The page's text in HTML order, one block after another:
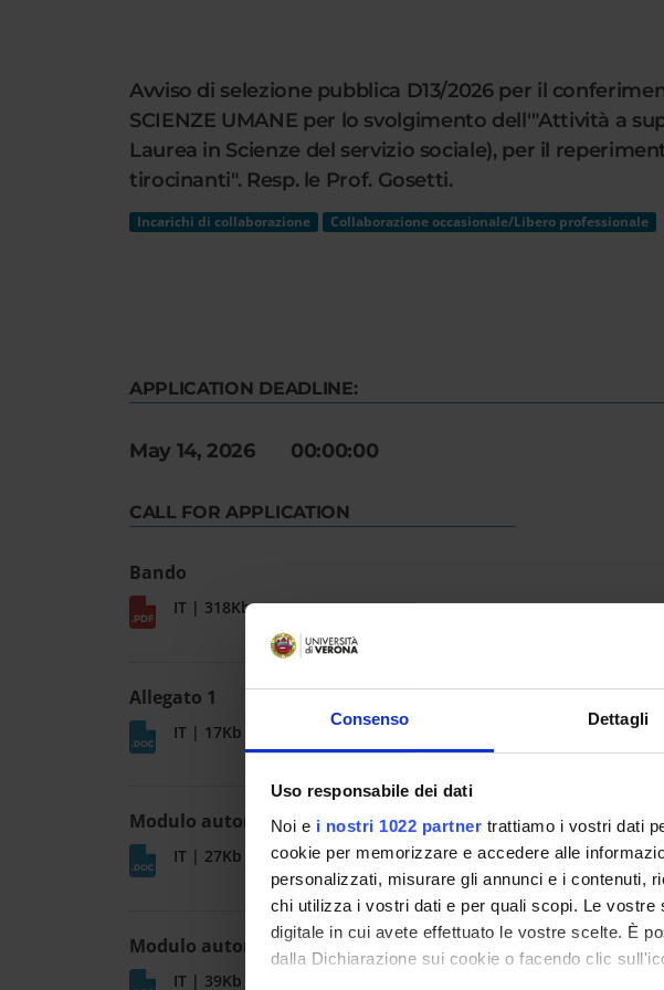
Consenso Dettagli
Uso responsabile dei dati
Noi e i nostri 1022 partner trattiamo i vostri dati
cookie per memorizzare e accedere alle
personalizzati, misurare gli annunci e i contenuti,
chi utilizza i vostri dati e per quali scopi. Le
digitale in cui avete effettuato le vostre scelte. È
dalla Dichiarazione sui cookie o facendo clic
Avviso di selezione pubblica D13/2026 per il
SCIENZE UMANE per lo svolgimento dell'"Attività a
Laurea in Scienze del servizio sociale), per il
tirocinanti". Resp. le Prof. Gosetti.
Incarichi di collaborazione Collaborazione occasionale/Libero professionale
APPLICATION DEADLINE:
May 14, 2026 00:00:00
CALL FOR APPLICATION
Bando
IT | 318Kb
Allegato 1
IT | 17Kb
Modulo autorizzazione assegnisti
IT | 27Kb
Modulo autorizzazione dottorandi
IT | 39Kb